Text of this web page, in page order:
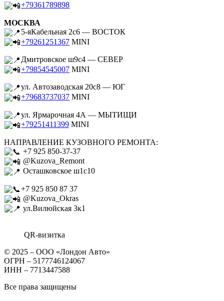
+79361789898
МОСКВА
5-яКабельная 2с6 — ВОСТОК
+79261251367 MINI
Дмитровское ш9с4 — СЕВЕР
+79854545007 MINI
ул. Автозаводская 20с8 — ЮГ
+79683737037 MINI
ул. Ярмарочная 4А — МЫТИЩИ
+79251411399 MINI
НАПРАВЛЕНИЕ КУЗОВНОГО РЕМОНТА:
+7 925 850-37-37
@Kuzova_Remont
Осташковское ш1с10
+7 925 850 87 37
@Kuzova_Okras
ул.Вилюйская 3к1
QR-визитка
© 2025 – ООО «Лондон Авто»
ОГРН – 5177746124067
ИНН – 7713447588
Все права защищены